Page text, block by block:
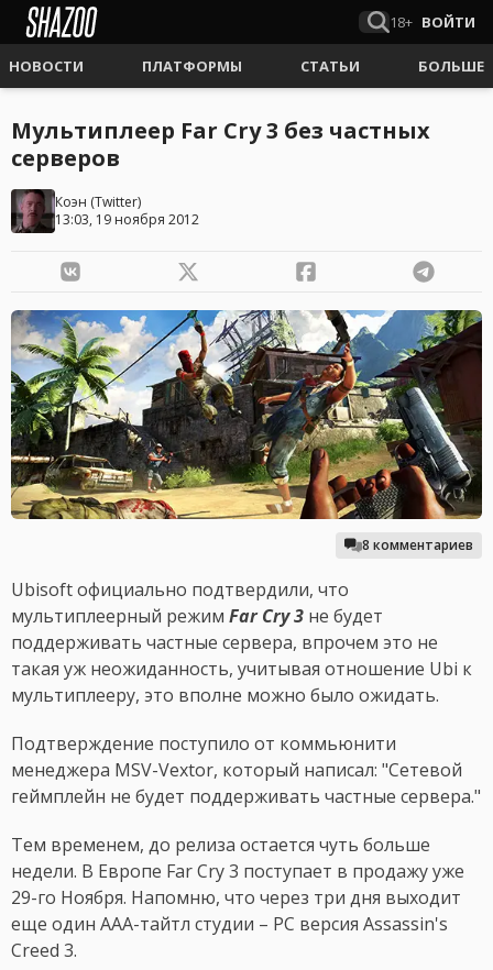
18+ ВОЙТИ
НОВОСТИ ПЛАТФОРМЫ СТАТЬИ БОЛЬШЕ
Мультиплеер Far Cry 3 без частных
серверов
Коэн (Twitter)
13:03, 19 ноября 2012
8 комментариев
Ubisoft официально подтвердили, что
мультиплеерный режим Far Cry 3 не будет
поддерживать частные сервера, впрочем это не
такая уж неожиданность, учитывая отношение Ubi к
мультиплееру, это вполне можно было ожидать.
Подтверждение поступило от коммьюнити
менеджера MSV-Vextor, который написал: "Сетевой
геймплейн не будет поддерживать частные сервера."
Тем временем, до релиза остается чуть больше
недели. В Европе Far Cry 3 поступает в продажу уже
29-го Ноября. Напомню, что через три дня выходит
еще один AAA-тайтл студии – PC версия Assassin's
Creed 3.